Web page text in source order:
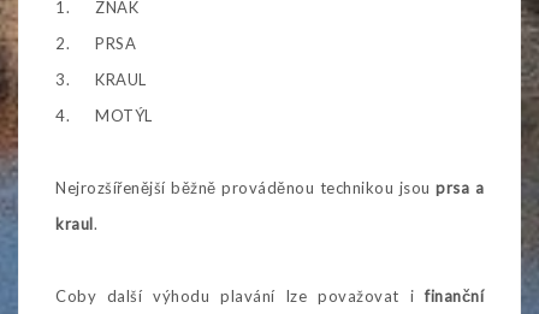
1. ZNAK
2. PRSA
3. KRAUL
4. MOTÝL
Nejrozšířenější běžně prováděnou technikou jsou prsa a
kraul.
Coby další výhodu plavání lze považovat i finanční